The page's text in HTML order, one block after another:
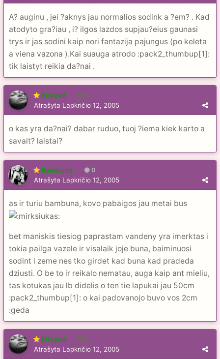
A? auginu , jei ?aknys jau normalios sodink a ?em? . Kad
atodyto gra?iau , i? ilgos lazdos supjau?eius gaunasi
trys ir jas sodini kaip nori fantazija pajungus (po keleta
a viena vazona ).Kai suauga atrodo :pack2_thumbup[1]:
tik laistyt reikia da?nai .
Eitvydė 6
Atrašyta Lapkričio 12, 2005
o kas yra da?nai? dabar ruduo, tuoj ?iema kiek karto a
savait? laistai?
Bambyna 0
Atrašyta Lapkričio 12, 2005
as ir turiu bambuna, kovo pabaigos jau metai bus
bet maniskis tiesiog paprastam vandeny yra imerktas i
tokia pailga vazele ir visalaik joje buna, baiminuosi
sodint i zeme nes tko girdet kad buna kad pradeda
dziusti. O be to ir reikalo nematau, auga kaip ant mieliu,
tas kotukas jau lb didelis o ten tie lapukai jau 50cm
:pack2_thumbup[1]: o kai padovanojo buvo vos 2cm
:geda
Eitvydė 6
Atrašyta Lapkričio 12, 2005